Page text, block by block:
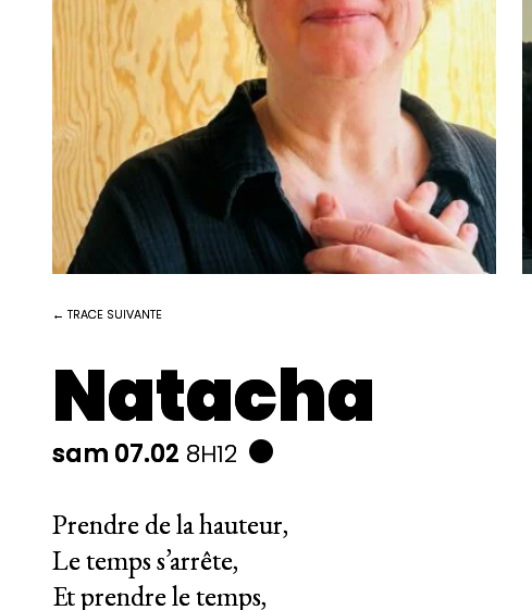
← TRACE SUIVANTE
Natacha
sam 07.02 8H12
Prendre de la hauteur,
Le temps s’arrête,
Et prendre le temps,